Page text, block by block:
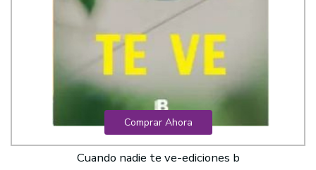
Comprar Ahora
Cuando nadie te ve-ediciones b